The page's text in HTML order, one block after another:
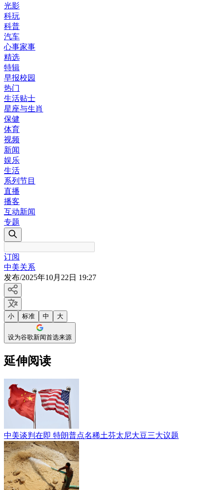
光影
科玩
科普
汽车
心事家事
精选
特辑
早报校园
热门
生活贴士
星座与生肖
保健
体育
视频
新闻
娱乐
生活
系列节目
直播
播客
互动新闻
专题
订阅
中美关系
发布/2025年10月22日 19:27
小 标准 中 大
设为谷歌新闻首选来源
延伸阅读
中美谈判在即 特朗普点名稀土芬太尼大豆三大议题